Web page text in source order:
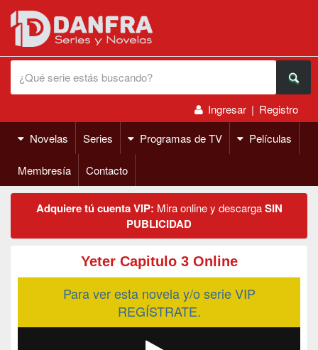
Ingresar | Registro
Novelas
Series Programas de TV Películas
Membresía Contacto
Adquiere tú cuenta VIP: Mira online y descargaSIN
PUBLICIDAD
Yeter Capitulo 3 Online
Para ver esta novela y/o serie VIP
REGÍSTRATE.